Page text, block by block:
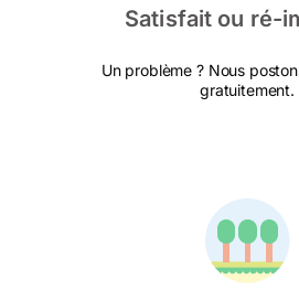
Satisfait ou ré-
Un problème ? Nous
gratuitement.